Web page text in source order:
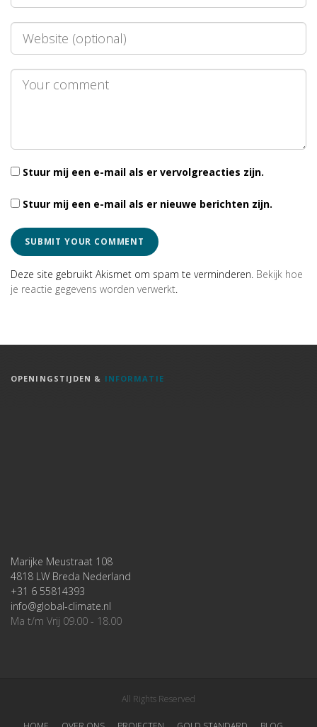
Stuur mij een e-mail als er vervolgreacties zijn.
Stuur mij een e-mail als er nieuwe berichten zijn.
Deze site gebruikt Akismet om spam te verminderen. Bekijk hoe
je reactie gegevens worden verwerkt.
OPENINGSTIJDEN & INFORMATIE
Marijke Meustraat 108
4818 LW Breda Nederland
+31 6 55814393
info@global-climate.nl
Ma t/m Vrij 09.00 - 18.00
All Rights Reserved